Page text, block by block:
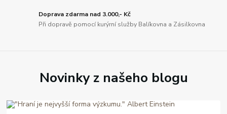
Doprava zdarma nad 3.000,- Kč
Při dopravě pomocí kurýrní služby Balíkovna a Zásilkovna
Novinky z našeho blogu